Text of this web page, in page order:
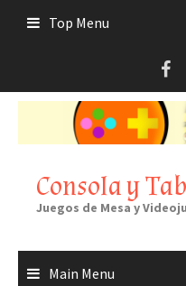
Top Menu
Consola y
Juegos de Mesa y
Main Menu